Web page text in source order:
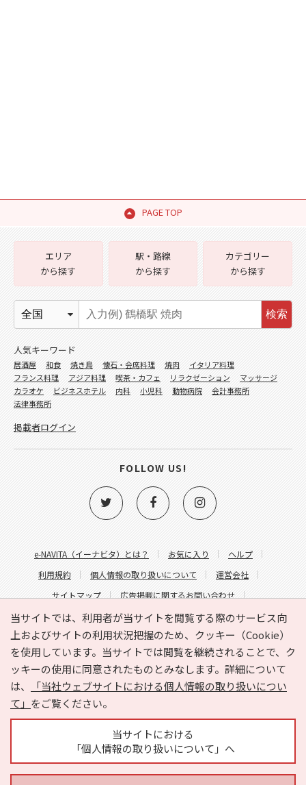
PAGE TOP
当サイトでは、利用者が当サイトを閲覧する際のサービス向
上およびサイトの利用状況把握のため、クッキー（Cookie）
を使用しています。当サイトでは閲覧を継続されることで、ク
ッキーの使用に同意されたものとみなします。詳細について
は、
「当社ウェブサイトにおける個人情報の取り扱いについ
て」 をご覧ください。
当サイトにおける
「個人情報の取り扱いについて」へ
e-NAVITA（イーナビタ）とは？ お気に入り
ヘルプ
利用規約
個人情報の取り扱いについて
運営会社
サイトマップ
広告掲載に関するお問い合わせ
サイトの内容に関するお問い合わせ
エリア
から探す
駅・路線
から探す
カテゴリー
から探す
検索
人気キーワード
居酒屋 和食 焼き鳥 懐石・会席料理 焼肉
イタリア料理
フランス料理
アジア料理 喫茶・カフェ リラクゼーション
マッサージ
カラオケ
ビジネスホテル 内科 小児科 動物病院
会計事務所
法律事務所
掲載者ログイン
FOLLOW US!
Copyright © HYOJITO.Co.,Ltd. All Rights Reserved.